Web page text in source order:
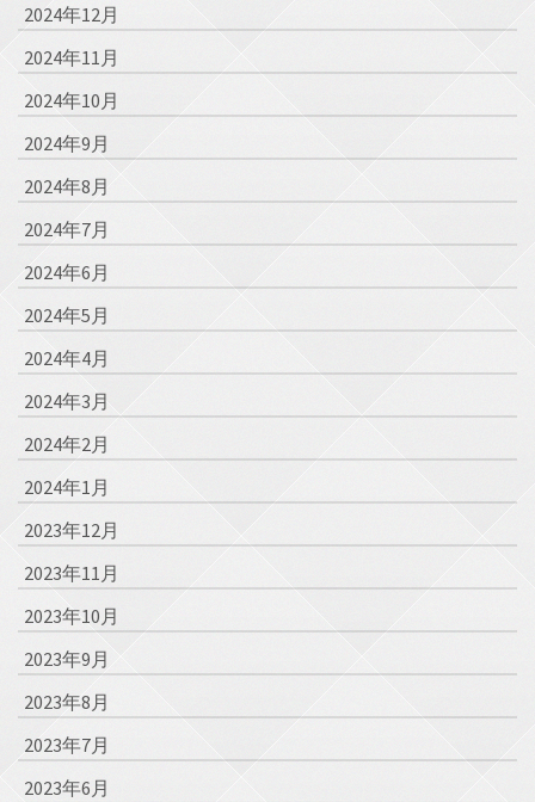
2024年12月
2024年11月
2024年10月
2024年9月
2024年8月
2024年7月
2024年6月
2024年5月
2024年4月
2024年3月
2024年2月
2024年1月
2023年12月
2023年11月
2023年10月
2023年9月
2023年8月
2023年7月
2023年6月